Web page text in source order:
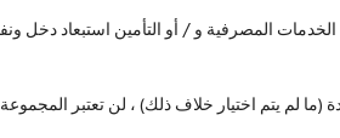
(ما لم يتم اختيار خلاف ذلك) ، لن تعتبر